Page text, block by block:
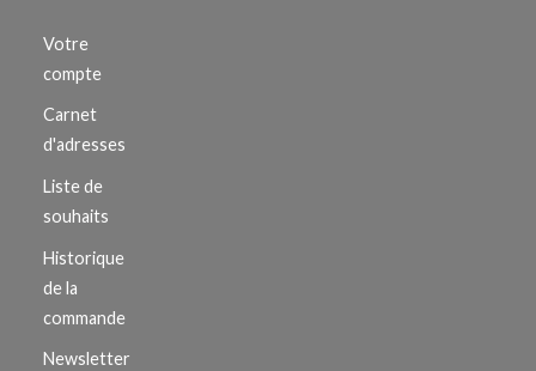
Votre
compte
Carnet
d'adresses
Liste de
souhaits
Historique
de la
commande
Newsletter